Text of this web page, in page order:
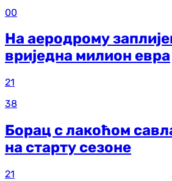
00
На аеродрому
вриједна милион евра
21
38
Борац с лакоћом
на старту сезоне
21